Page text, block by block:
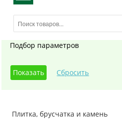
Подбор параметров
Плитка, брусчатка и камень